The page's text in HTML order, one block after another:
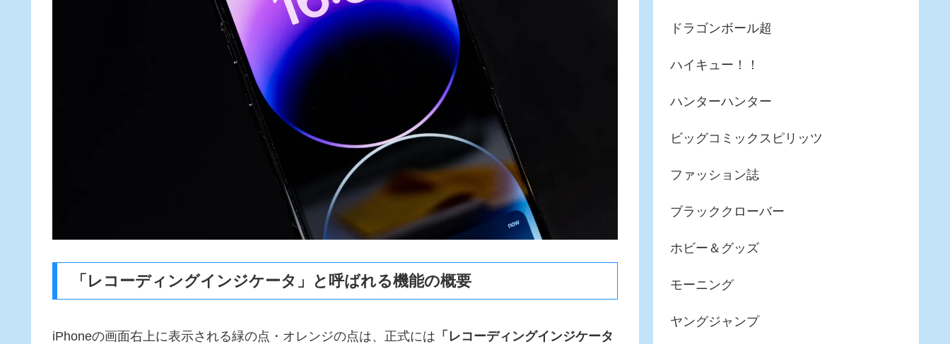
「レコーディングインジケータ」と呼ばれる機能の概要
iPhoneの画面右上に表示される緑の点・オレンジの点は、正式には 「レコーディングインジケータ
ドラゴンボール超
ハイキュー！！
ハンターハンター
ビッグコミックスピリッツ
ファッション誌
ブラッククローバー
ホビー＆グッズ
モーニング
ヤングジャンプ